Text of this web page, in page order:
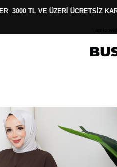
3000 TL VE ÜZERİ ÜCRETSİZ KARGO